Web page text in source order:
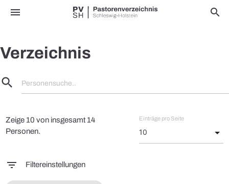
menu search
Verzeichnis
search Personensuche..
Zeige 10 von insgesamt 14
Personen.
Einträge pro Seite
filter_list Filtereinstellungen